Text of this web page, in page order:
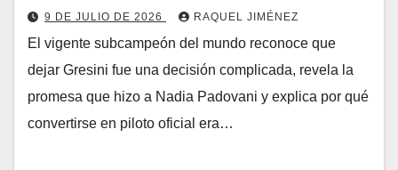
9 DE JULIO DE 2026 RAQUEL JIMÉNEZ
El vigente subcampeón del mundo reconoce que
dejar Gresini fue una decisión complicada, revela la
promesa que hizo a Nadia Padovani y explica por qué
convertirse en piloto oficial era…